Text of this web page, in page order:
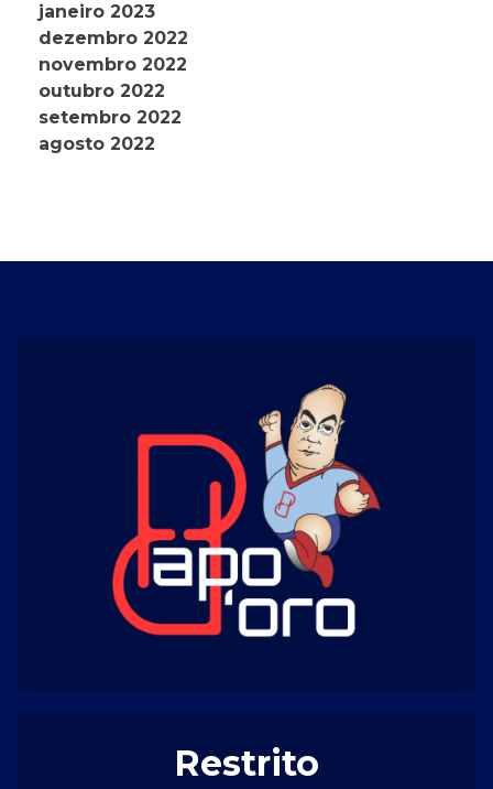
janeiro 2023
dezembro 2022
novembro 2022
outubro 2022
setembro 2022
agosto 2022
Restrito